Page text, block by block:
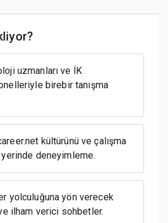
uzmanları ve İK
birebir tanışma
kültürünü ve çalışma
yerinde deneyimleme.
yolculuğuna yön verecek
ilham verici sohbetler.